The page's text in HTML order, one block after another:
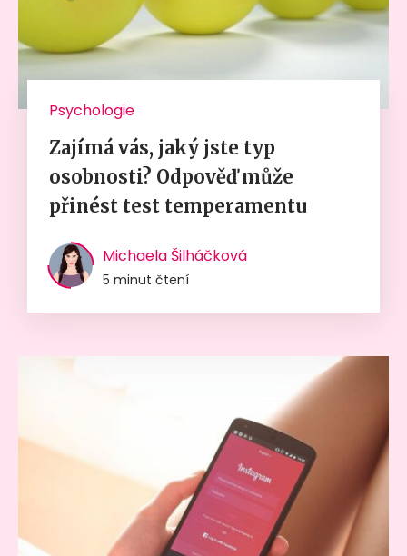
Psychologie
Zajímá vás, jaký jste typ
osobnosti? Odpověď může
přinést test temperamentu
Michaela Šilháčková
5 minut čtení